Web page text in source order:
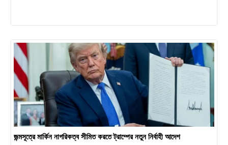
জন্মসূত্রে মার্কিন নাগরিকত্ব সীমিত করতে ট্রাম্পের নতুন নির্বাহী আদেশ